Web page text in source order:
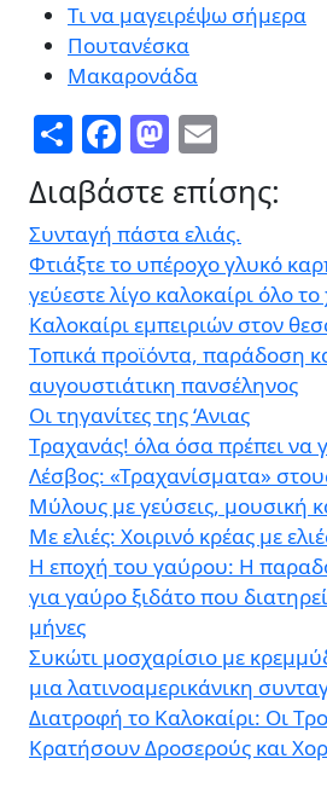
Τι να μαγειρέψω σήμερα
Πουτανέσκα
Μακαρονάδα
ShareFacebook
Mastodon
Διαβάστε επίσης:
Συνταγή πάστα ελιάς.
Φτιάξτε το υπέροχο γλυκό
γεύεστε λίγο καλοκαίρι όλο
Καλοκαίρι εμπειριών στον
Τοπικά προϊόντα, παράδοση
αυγουστιάτικη πανσέληνος
Οι τηγανίτες της ‘Ανιας
Τραχανάς! όλα όσα πρέπει να
Λέσβος: «Τραχανίσματα»
Μύλους με γεύσεις, μουσική
Με ελιές: Χοιρινό κρέας με
Η εποχή του γαύρου: Η
για γαύρο ξιδάτο που
μήνες
Συκώτι μοσχαρίσιο με
μια λατινοαμερικάνικη
Διατροφή το Καλοκαίρι: Οι
Κρατήσουν Δροσερούς και